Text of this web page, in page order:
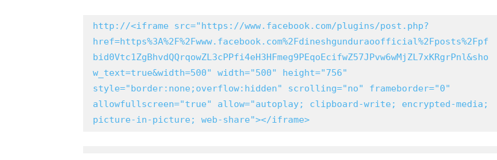
http://<iframe src="https://www.facebook.com/plugins/post.php?
href=https%3A%2F%2Fwww.facebook.com%2Fdineshgunduraoofficial%2Fposts%2Fpf
bid0Vtc1ZgBhvdQQrqowZL3cPPfi4eH3HFmeg9PEqoEcifwZ57JPvw6wMjZL7xKRgrPnl&sho
w_text=true&width=500" width="500" height="756"
style="border:none;overflow:hidden" scrolling="no" frameborder="0"
allowfullscreen="true" allow="autoplay; clipboard-write; encrypted-media;
picture-in-picture; web-share"></iframe>